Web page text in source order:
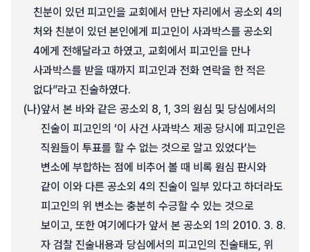
친분이 있던 피고인을 교회에서 만난 자리에서 공소외 4의
처와 친분이 있던 본인에게 피고인이 사과박스를 공소외
4에게 전해달라고 하였고, 교회에서 피고인을 만나
사과박스를 받을 때까지 피고인과 전화 연락을 한 적은
없다”라고 진술하였다.
(나)앞서 본 바와 같은 공소외 8, 1, 3의 원심 및 당심에서의
진술이 피고인의 ‘이 사건 사과박스 제공 당시에 피고인은
직원들이 투표를 할 수 없는 것으로 알고 있었다’는
변소에 부합하는 점에 비추어 볼 때 비록 원심 판시와
같이 이와 다른 공소외 4의 진술이 일부 있다고 하더라도
피고인의 위 변소는 충분히 수긍할 수 있는 것으로
보이고, 또한 여기에다가 앞서 본 공소외 1의 2010. 3. 8.
자 검찰 진술내용과 당심에서의 피고인의 진술태도, 위